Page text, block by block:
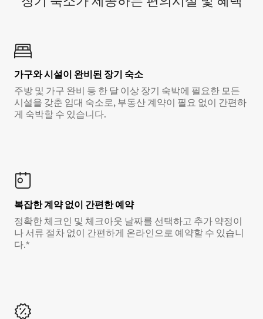
가구와 시설이 완비된 장기 숙소
주방 및 가구 완비 등 한 달 이상 장기 숙박에 필요한 모든
시설을 갖춘 임대 숙소로, 부동산 계약이 필요 없이 간편하
게 숙박할 수 있습니다.
복잡한 계약 없이 간편한 예약
정확한 체크인 및 체크아웃 날짜를 선택하고 추가 약정이
나 서류 절차 없이 간편하게 온라인으로 예약할 수 있습니
다.*